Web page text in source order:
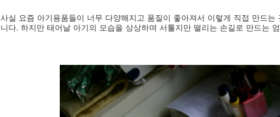
사실 요즘 아기용품들이 너무 다양해지고 품질이 좋아져서 이렇게 직접 만드는
니다. 하지만 태어날 아기의 모습을 상상하며 서툴지만 떨리는 손길로 만드는